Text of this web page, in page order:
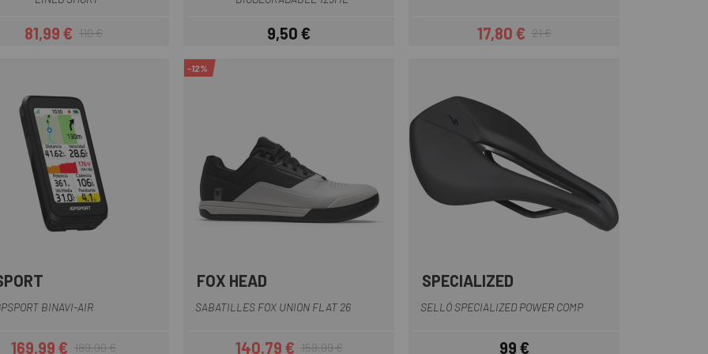
Preu
81,99 €Preu regular
110 €
Preu
9,50 € Preu
17,80 €Preu regular
21 €
BINAVI-AIR
169,99 € 189,90 €
Blanc-Negre
Gris-Negra
-12%
FOX HEAD
SABATILLES FOX UNION FLAT 26
140,79 € 159,99 €
Negre
SPECIALIZED
SELLÓ SPECIALIZED POWER COMP
99 €